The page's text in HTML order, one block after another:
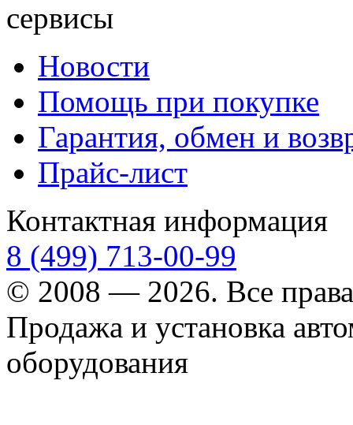
сервисы
Новости
Помощь при покупке
Гарантия, обмен и
Прайс-лист
Контактная информация
8 (499) 713-00-99
© 2008 — 2026. Все
Продажа и установка
оборудования